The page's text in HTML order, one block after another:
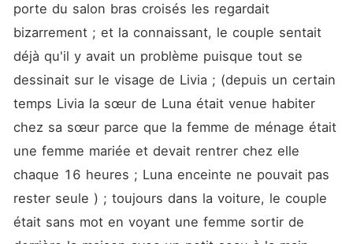
porte du salon bras croisés les regardait
bizarrement ; et la connaissant, le couple sentait
déjà qu'il y avait un problème puisque tout se
dessinait sur le visage de Livia ; (depuis un certain
temps Livia la sœur de Luna était venue habiter
chez sa sœur parce que la femme de ménage était
une femme mariée et devait rentrer chez elle
chaque 16 heures ; Luna enceinte ne pouvait pas
rester seule ) ; toujours dans la voiture, le couple
était sans mot en voyant une femme sortir de